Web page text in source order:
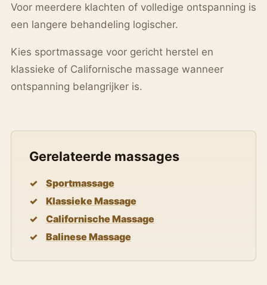
Voor meerdere klachten of volledige ontspanning is
een langere behandeling logischer.
Kies sportmassage voor gericht herstel en
klassieke of Californische massage wanneer
ontspanning belangrijker is.
Gerelateerde massages
Sportmassage
Klassieke Massage
Californische Massage
Balinese Massage